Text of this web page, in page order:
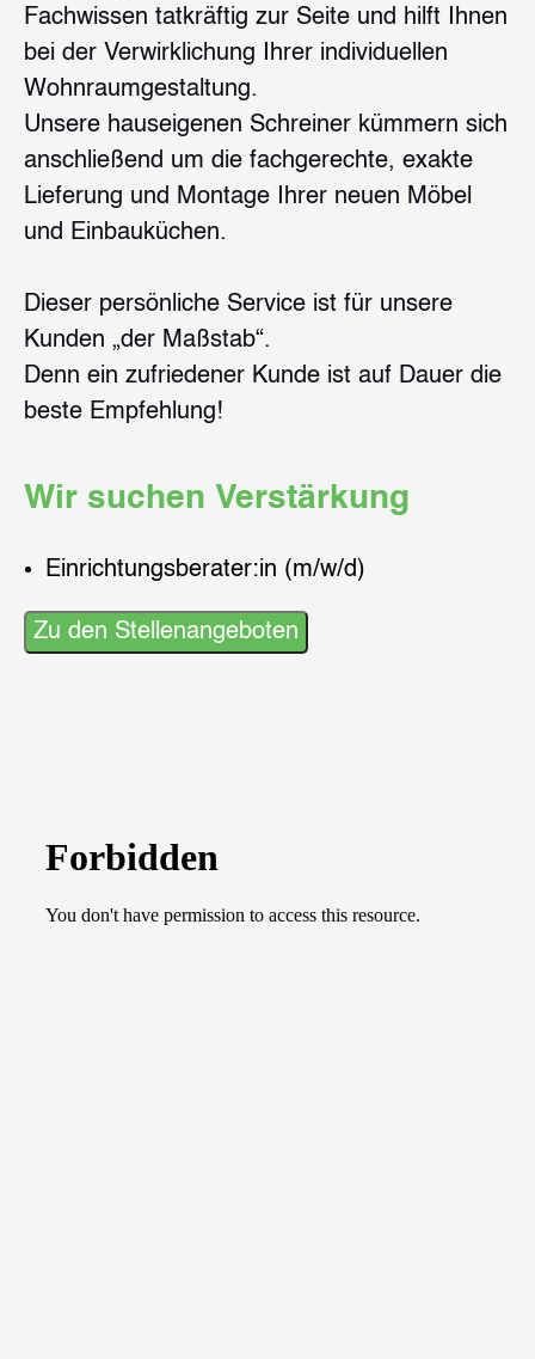
Fachwissen tatkräftig zur Seite und hilft Ihnen
bei der Verwirklichung Ihrer individuellen
Wohnraumgestaltung.
Unsere hauseigenen Schreiner kümmern sich
anschließend um die fachgerechte, exakte
Lieferung und Montage Ihrer neuen Möbel
und Einbauküchen.
Dieser persönliche Service ist für unsere
Kunden „der Maßstab“.
Denn ein zufriedener Kunde ist auf Dauer die
beste Empfehlung!
Wir suchen Verstärkung
Einrichtungsberater:in (m/w/d)
Zu den Stellenangeboten